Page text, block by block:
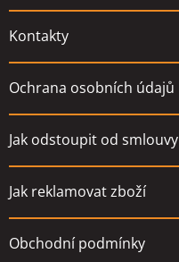
Kontakty
Ochrana osobních údajů
Jak odstoupit od smlouvy
Jak reklamovat zboží
Obchodní podmínky